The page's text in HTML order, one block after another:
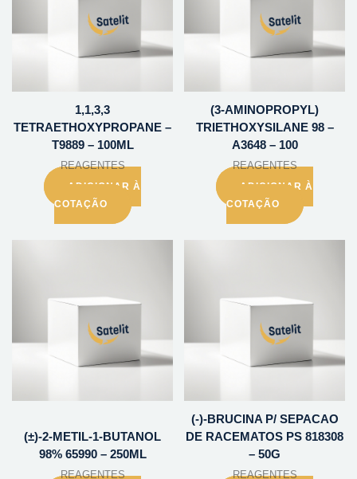
1,1,3,3
TETRAETHOXYPROPANE –
T9889 – 100ML
REAGENTES
ADICIONAR À
COTAÇÃO
(3-AMINOPROPYL)
TRIETHOXYSILANE 98 –
A3648 – 100
REAGENTES
ADICIONAR À
COTAÇÃO
(±)-2-METIL-1-BUTANOL
98% 65990 – 250ML
REAGENTES
(-)-BRUCINA P/ SEPACAO
DE RACEMATOS PS 818308
– 50G
REAGENTES